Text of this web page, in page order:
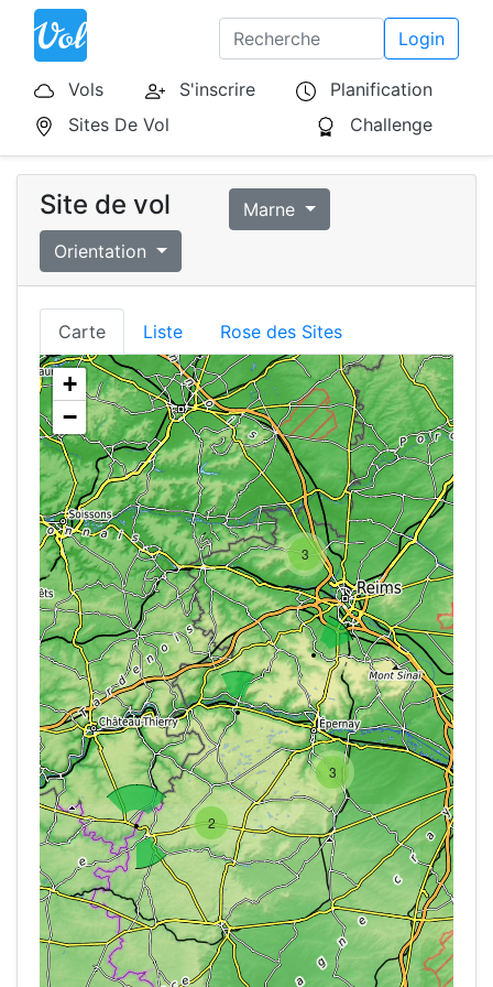
Login
Vols S'inscrire
Planification
Sites De Vol
Challenge
Site de vol
Marne
Orientation
Carte Liste Rose des Sites
2
3
3
+
−